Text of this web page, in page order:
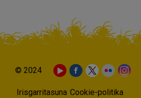
© 2024
Irisgarritasuna Cookie-politika